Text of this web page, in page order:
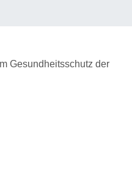
Gesundheitsschutz der